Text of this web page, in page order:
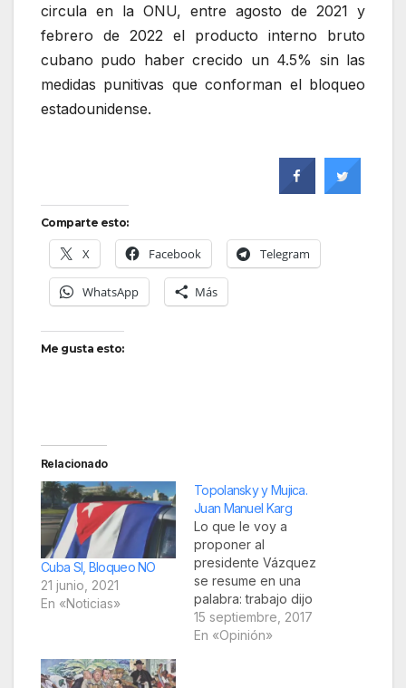
circula en la ONU, entre agosto de 2021 y
febrero de 2022 el producto interno bruto
cubano pudo haber crecido un 4.5% sin las
medidas punitivas que conforman el bloqueo
estadounidense.
Comparte esto:
X Facebook Telegram
WhatsApp Más
Me gusta esto:
Relacionado
Cuba SI, Bloqueo NO
21 junio, 2021
En «Noticias»
Topolansky y Mujica.
Juan Manuel Karg
Lo que le voy a
proponer al
presidente Vázquez
se resume en una
palabra: trabajo dijo
Topolansky sobre su
nueva tarea, dejando
15 septiembre, 2017
En «Opinión»